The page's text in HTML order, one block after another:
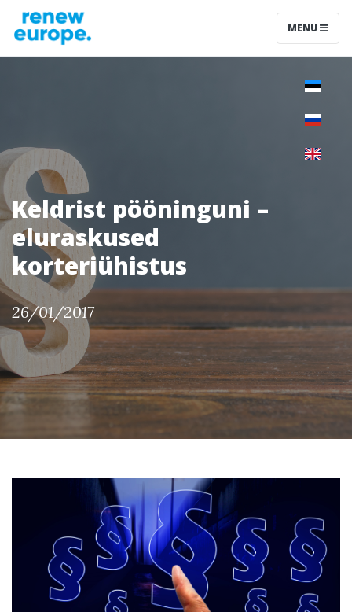
MENU
Keldrist pööninguni –
eluraskused
korteriühistus
26/01/2017